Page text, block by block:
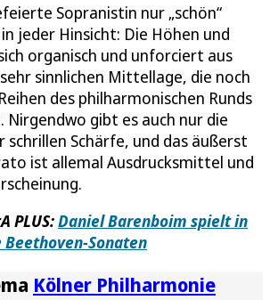
Sopranistin nur „schön“
jeder Hinsicht: Die Höhen und
organisch und unforciert aus
sinnlichen Mittellage, die noch
des philharmonischen Runds
gibt es auch nur die
schrillen Schärfe, und das äußerst
ist allemal Ausdrucksmittel und
PLUS:Daniel Barenboim spielt in
Sonaten
Kölner Philharmonie